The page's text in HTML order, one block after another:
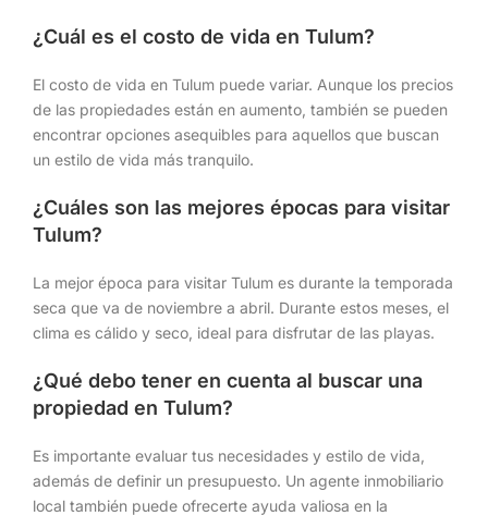
¿Cuál es el costo de vida en Tulum?
El costo de vida en Tulum puede variar. Aunque los precios
de las propiedades están en aumento, también se pueden
encontrar opciones asequibles para aquellos que buscan
un estilo de vida más tranquilo.
¿Cuáles son las mejores épocas para visitar
Tulum?
La mejor época para visitar Tulum es durante la temporada
seca que va de noviembre a abril. Durante estos meses, el
clima es cálido y seco, ideal para disfrutar de las playas.
¿Qué debo tener en cuenta al buscar una
propiedad en Tulum?
Es importante evaluar tus necesidades y estilo de vida,
además de definir un presupuesto. Un agente inmobiliario
local también puede ofrecerte ayuda valiosa en la